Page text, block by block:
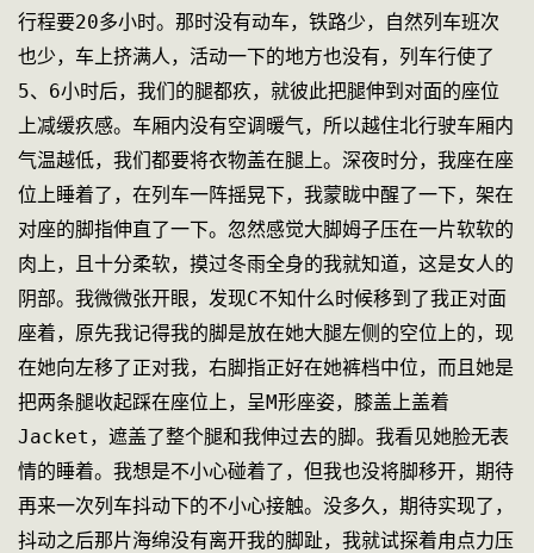
行程要20多小时。那时没有动车，铁路少，自然列车班次
也少，车上挤满人，活动一下的地方也没有，列车行使了
5、6小时后，我们的腿都疚，就彼此把腿伸到对面的座位
上减缓疚感。车厢内没有空调暖气，所以越住北行驶车厢内
气温越低，我们都要将衣物盖在腿上。深夜时分，我座在座
位上睡着了，在列车一阵摇晃下，我蒙眬中醒了一下，架在
对座的脚指伸直了一下。忽然感觉大脚姆子压在一片软软的
肉上，且十分柔软，摸过冬雨全身的我就知道，这是女人的
阴部。我微微张开眼，发现C不知什么时候移到了我正对面
座着，原先我记得我的脚是放在她大腿左侧的空位上的，现
在她向左移了正对我，右脚指正好在她裤档中位，而且她是
把两条腿收起踩在座位上，呈M形座姿，膝盖上盖着
Jacket，遮盖了整个腿和我伸过去的脚。我看见她脸无表
情的睡着。我想是不小心碰着了，但我也没将脚移开，期待
再来一次列车抖动下的不小心接触。没多久，期待实现了，
抖动之后那片海绵没有离开我的脚趾，我就试探着甪点力压